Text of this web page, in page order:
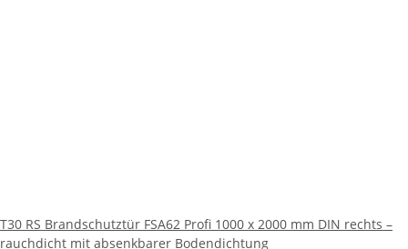
T30 RS Brandschutztür FSA62 Profi 1000 x 2000 mm DIN rechts –
rauchdicht mit absenkbarer Bodendichtung